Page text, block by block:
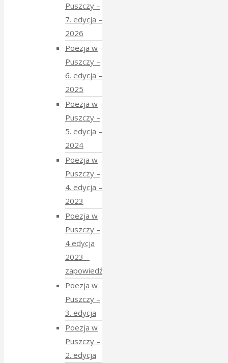
Puszczy –
7. edycja –
2026
Poezja w
Puszczy –
6. edycja –
2025
Poezja w
Puszczy –
5. edycja –
2024
Poezja w
Puszczy –
4. edycja –
2023
Poezja w
Puszczy –
4 edycja
2023 –
zapowiedź
Poezja w
Puszczy –
3. edycja
Poezja w
Puszczy –
2. edycja